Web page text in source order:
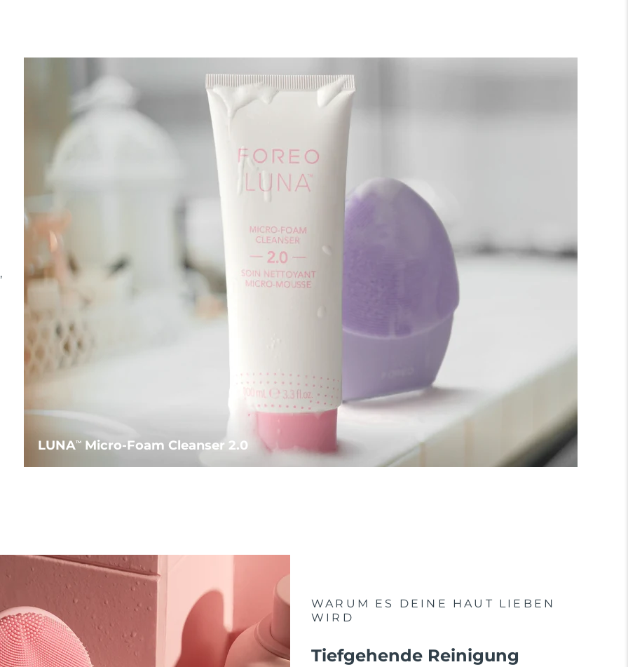
LUNATMMicro-Foam Cleanser 2.0
WARUM ES DEINE HAUT LIEBEN
WIRD
Tiefgehende Reinigung